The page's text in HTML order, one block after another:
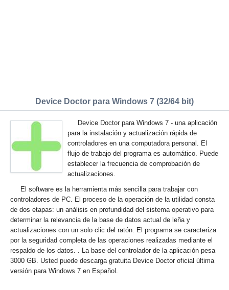
Device Doctor para Windows 7 (32/64 bit)
Device Doctor para Windows 7 - una aplicación
para la instalación y actualización rápida de
controladores en una computadora personal. El
flujo de trabajo del programa es automático. Puede
establecer la frecuencia de comprobación de
actualizaciones.
El software es la herramienta más sencilla para trabajar con
controladores de PC. El proceso de la operación de la utilidad consta
de dos etapas: un análisis en profundidad del sistema operativo para
determinar la relevancia de la base de datos actual de leña y
actualizaciones con un solo clic del ratón. El programa se caracteriza
por la seguridad completa de las operaciones realizadas mediante el
respaldo de los datos. . La base del controlador de la aplicación pesa
3000 GB. Usted puede descarga gratuita Device Doctor oficial última
versión para Windows 7 en Español.